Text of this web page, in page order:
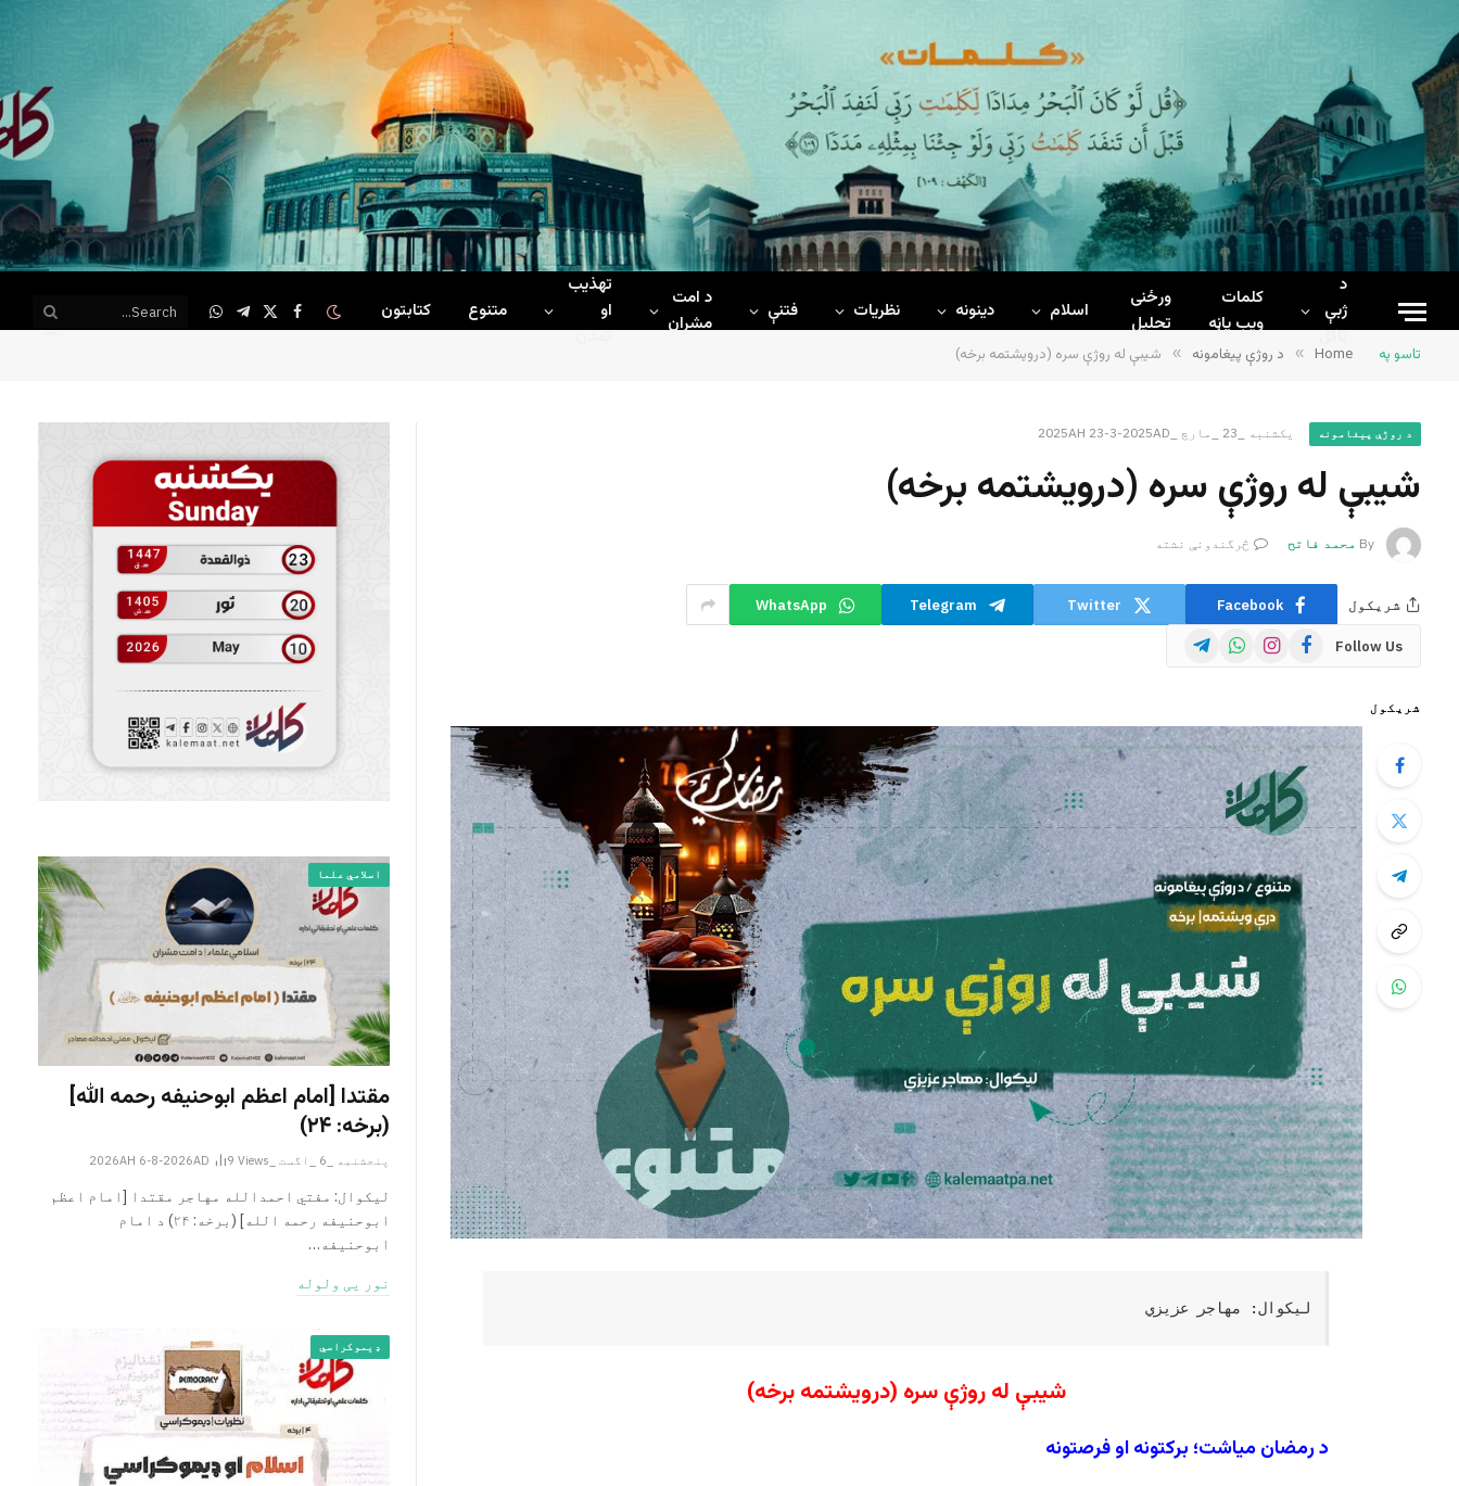
د
ژبې
ټاکل
کلمات
ويب پاڼه
ورځنی
تحلیل
اسلام دینونه نظریات فتنې
د امت
مشران
تهذیب
او
تمدن
متنوع کتابتون Facebook
X
Telegram
WhatsApp
تاسو په Home
» د روژې پیغامونه » شیبې له روژې سره (درویشتمه برخه)
د روژې پیغامونه یکشنبه _23 _مارچ _2025AH 23-3-2025AD
شیبې له روژې سره (درویشتمه برخه)
By محمد فاتح څرگندونې نشته
شریکول Facebook
Twitter
Telegram
WhatsApp
Follow Us
Facebook
Instagram
WhatsApp
Telegram
شریکول
لیکوال: مهاجر عزیزي
شیبې له روژې سره (درویشتمه برخه)
د رمضان میاشت؛ برکتونه او فرصتونه
اسلامي علما
مقتدا [امام اعظم ابوحنیفه رحمه الله‎]
(برخه: ۲۴)
پنجشنبه _6 _اگست _2026AH 6-8-2026AD 9 Views
لیکوال: مفتي احمدالله مهاجر مقتدا [امام اعظم
ابوحنیفه رحمه الله‎] (برخه: ۲۴) د امام
ابوحنيفه…
نور یی ولوله
ډیموکراسي